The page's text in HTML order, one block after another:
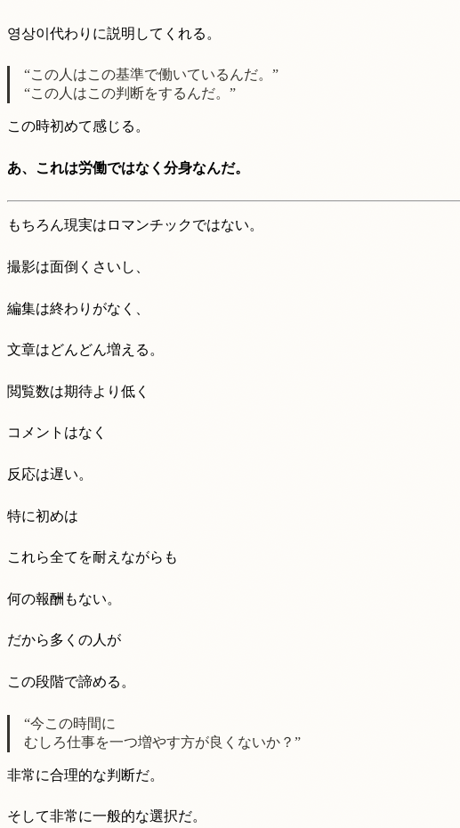
영상이代わりに説明してくれる。
“この人はこの基準で働いているんだ。”
“この人はこの判断をするんだ。”
この時初めて感じる。
あ、これは労働ではなく分身なんだ。
もちろん現実はロマンチックではない。
撮影は面倒くさいし、
編集は終わりがなく、
文章はどんどん増える。
閲覧数は期待より低く
コメントはなく
反応は遅い。
特に初めは
これら全てを耐えながらも
何の報酬もない。
だから多くの人が
この段階で諦める。
“今この時間に
むしろ仕事を一つ増やす方が良くないか？”
非常に合理的な判断だ。
そして非常に一般的な選択だ。